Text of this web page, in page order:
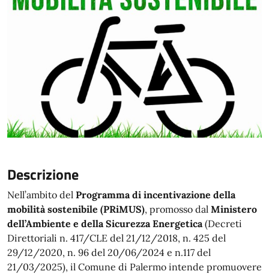
Descrizione
Nell’ambito del Programma di incentivazione della
mobilità sostenibile (PRiMUS), promosso dal Ministero
dell’Ambiente e della Sicurezza Energetica (Decreti
Direttoriali n. 417/CLE del 21/12/2018, n. 425 del
29/12/2020, n. 96 del 20/06/2024 e n.117 del
21/03/2025), il Comune di Palermo intende promuovere